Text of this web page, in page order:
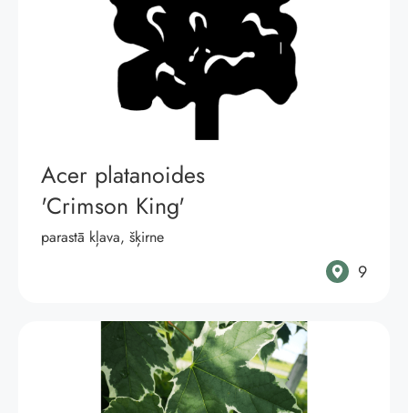
Acer platanoides
'Crimson King'
parastā kļava, šķirne
9